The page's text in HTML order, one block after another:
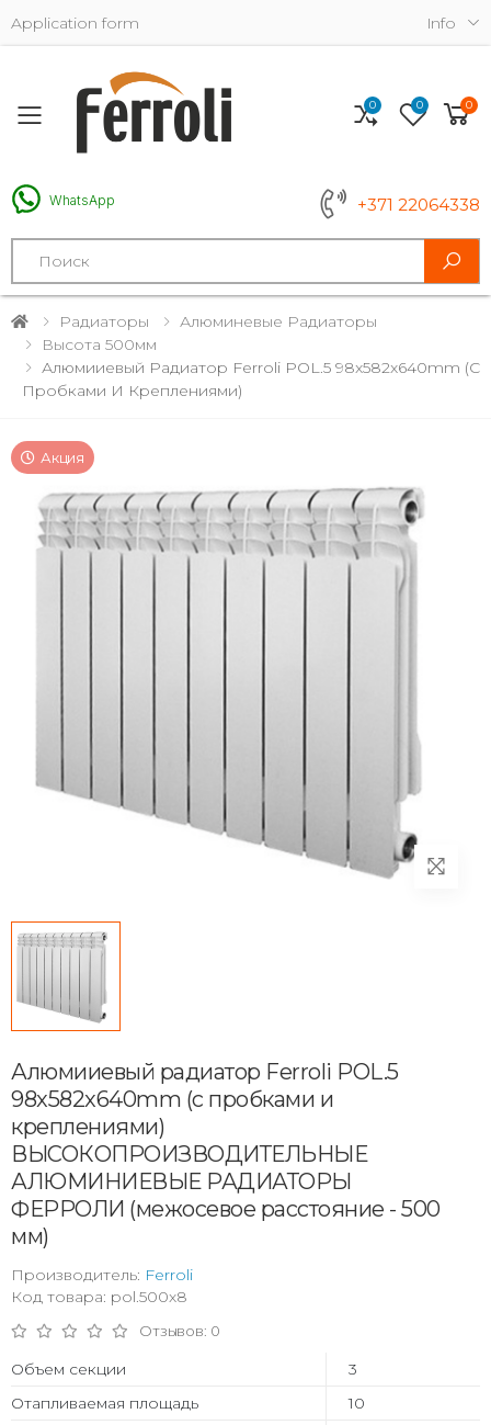
Application form Info
Toggle mobile menu
WhatsApp +371 22064338
Search
0 0 0
Радиаторы
Алюминевые Радиаторы
Высота 500мм
Алюмииевый Радиатор Ferroli POL.5 98x582x640mm (с
Пробками И Креплениями)
Акция
Алюмииевый радиатор Ferroli POL.5
98x582x640mm (с пробками и
креплениями)
ВЫСОКОПРОИЗВОДИТЕЛЬНЫЕ
АЛЮМИНИЕВЫЕ РАДИАТОРЫ
ФЕРРОЛИ (межосевое расстояние - 500
мм)
Производитель: Ferroli
Код товара: pol.500x8
Отзывов: 0
Объем секции
3
Отапливаемая площадь
10